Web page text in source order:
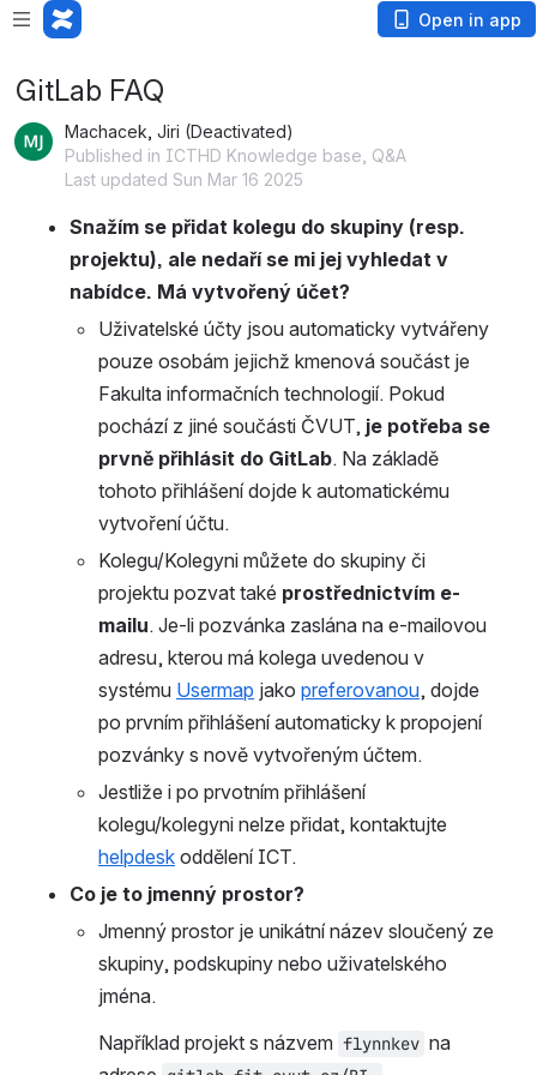
Open in app
GitLab FAQ
Machacek, Jiri (Deactivated)
Published in ICTHD Knowledge base, Q&A
Last updated Sun Mar 16 2025
Snažím se přidat kolegu do skupiny (resp.
projektu), ale nedaří se mi jej vyhledat v
nabídce. Má vytvořený účet?
Uživatelské účty jsou automaticky vytvářeny
pouze osobám jejichž kmenová součást je
Fakulta informačních technologií. Pokud
pochází z jiné součásti ČVUT, je potřeba se
prvně přihlásit do GitLab. Na základě
tohoto přihlášení dojde k automatickému
vytvoření účtu.
Kolegu/Kolegyni můžete do skupiny či
projektu pozvat také prostřednictvím e-
mailu. Je-li pozvánka zaslána na e-mailovou
adresu, kterou má kolega uvedenou v
systému Usermap jako preferovanou, dojde
po prvním přihlášení automaticky k propojení
pozvánky s nově vytvořeným účtem.
Jestliže i po prvotním přihlášení
helpdesk oddělení ICT.
Co je to jmenný prostor?
Jmenný prostor je unikátní název sloučený ze
skupiny, podskupiny nebo uživatelského
jména.
Například projekt s názvem flynnkev na